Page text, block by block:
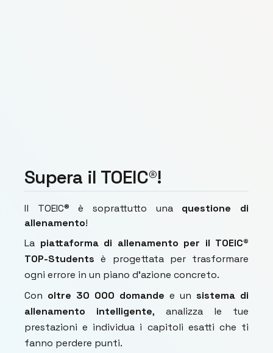
Supera il TOEIC®!
Il TOEIC® è soprattutto una questione di
allenamento!
La piattaforma di allenamento per il TOEIC®
TOP-Students è progettata per trasformare
ogni errore in un piano d'azione concreto.
Con oltre 30 000 domande e un sistema di
allenamento intelligente, analizza le tue
prestazioni e individua i capitoli esatti che ti
fanno perdere punti.